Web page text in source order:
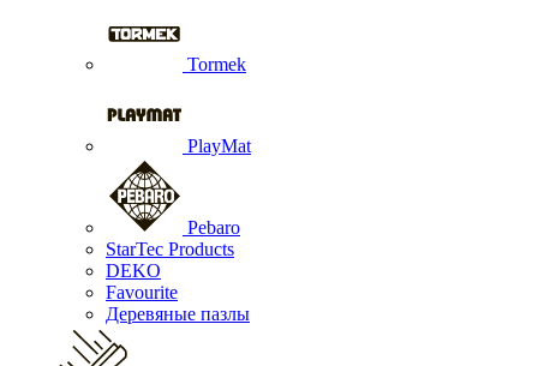
Tormek
PlayMat
Pebaro
StarTec Products
DEKO
Favourite
Деревяные пазлы